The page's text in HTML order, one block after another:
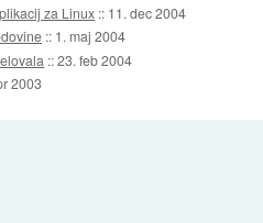
za Linux :: 11. dec 2004
:: 1. maj 2004
::23. feb 2004
2003